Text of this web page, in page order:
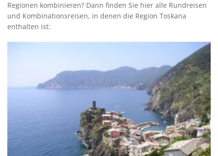
Regionen kombinieren? Dann finden Sie hier alle Rundreisen
und Kombinationsreisen, in denen die Region Toskana
enthalten ist: